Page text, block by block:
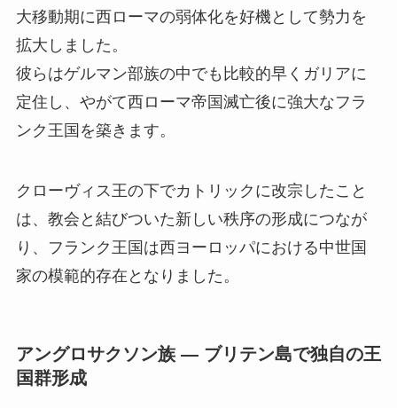
大移動期に西ローマの弱体化を好機として勢力を
拡大しました。
彼らはゲルマン部族の中でも比較的早くガリアに
定住し、やがて西ローマ帝国滅亡後に強大なフラ
ンク王国を築きます。
クローヴィス王の下でカトリックに改宗したこと
は、教会と結びついた新しい秩序の形成につなが
り、フランク王国は西ヨーロッパにおける中世国
家の模範的存在となりました。
アングロサクソン族 ― ブリテン島で独自の王
国群形成